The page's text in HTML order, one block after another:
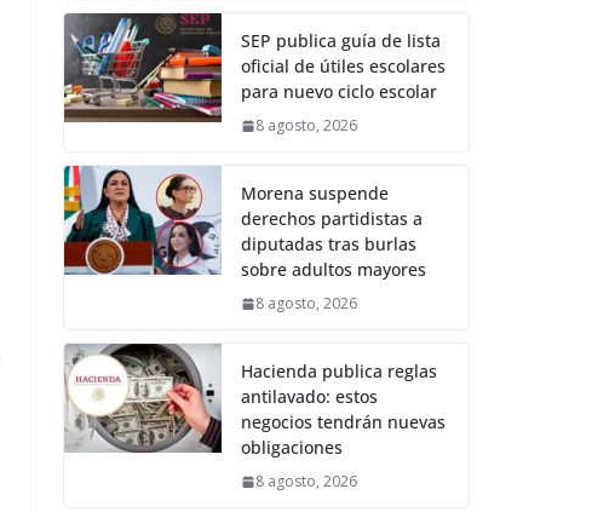
SEP publica guía de lista
oficial de útiles escolares
para nuevo ciclo escolar
8 agosto, 2026
Morena suspende
derechos partidistas a
diputadas tras burlas
sobre adultos mayores
8 agosto, 2026
Hacienda publica reglas
antilavado: estos
negocios tendrán nuevas
obligaciones
8 agosto, 2026